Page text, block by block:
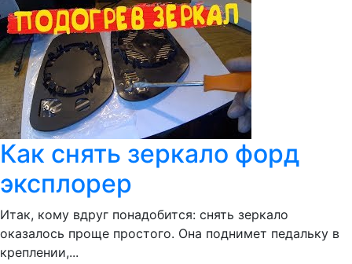
Как снять зеркало форд
эксплорер
Итак, кому вдруг понадобится: снять зеркало
оказалось проще простого. Она поднимет педальку в
креплении,...